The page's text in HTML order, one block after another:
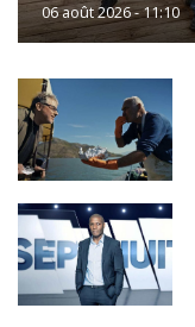
06 août 2026 - 11:10